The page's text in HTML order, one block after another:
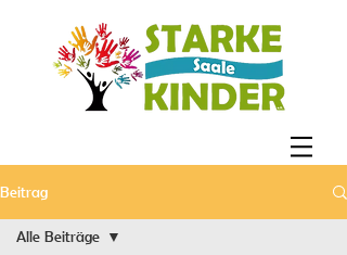
Beitrag
Alle Beiträge